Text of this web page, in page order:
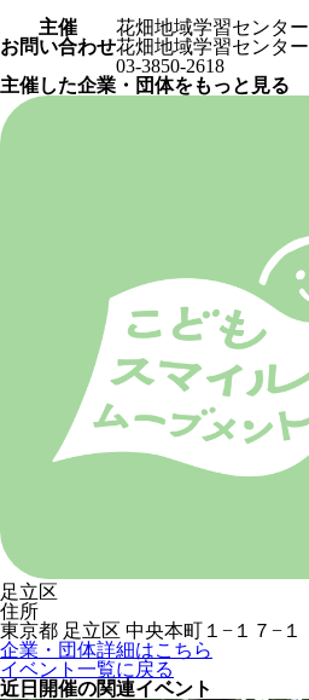
主催
花畑地域学習センター
お問い合わせ花畑地域学習センター
03-3850-2618
主催した企業・団体をもっと見る
足立区
住所
東京都 足立区 中央本町１−１７−１
企業・団体詳細はこちら
イベント一覧に戻る
近日開催の関連イベント